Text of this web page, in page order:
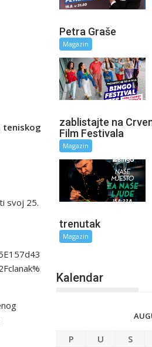
teniskog
svoj 25.
Petra Graše
Magazin
zablistajte na
Film Festivala
Magazin
trenutak
Magazin
Kalendar
P U S